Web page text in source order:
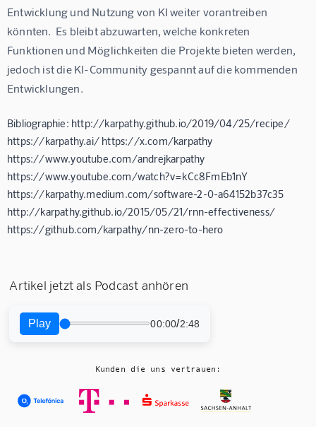
Entwicklung und Nutzung von KI weiter vorantreiben
könnten.  Es bleibt abzuwarten, welche konkreten
Funktionen und Möglichkeiten die Projekte bieten werden,
jedoch ist die KI-Community gespannt auf die kommenden
Entwicklungen.
Bibliographie: http://karpathy.github.io/2019/04/25/recipe/
https://karpathy.ai/ https://x.com/karpathy
https://www.youtube.com/andrejkarpathy
https://www.youtube.com/watch?v=kCc8FmEb1nY
https://karpathy.medium.com/software-2-0-a64152b37c35
http://karpathy.github.io/2015/05/21/rnn-effectiveness/
https://github.com/karpathy/nn-zero-to-hero
Artikel jetzt als Podcast anhören
Play 00:00/2:48
Kunden die uns vertrauen: